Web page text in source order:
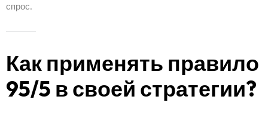
спрос.
Как применять правило
95/5 в своей стратегии?